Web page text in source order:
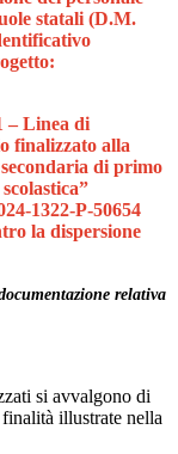
statali (D.M.
– Linea di
finalizzato alla
di primo
1322-P-50654
la dispersione
relativa
si avvalgono di
illustrate nella